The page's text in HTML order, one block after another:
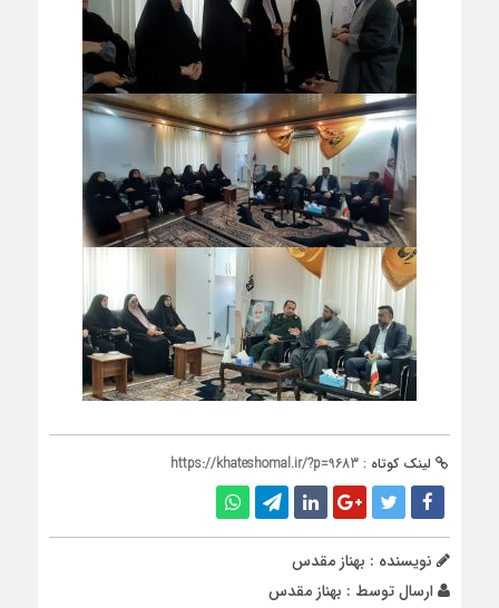
لینک کوتاه : https://khateshomal.ir/?p=9683
نویسنده : بهناز مقدس
ارسال توسط : بهناز مقدس